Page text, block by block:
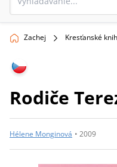
Zachej Kresťanské
Rodiče
Hélene Monginová • 2009